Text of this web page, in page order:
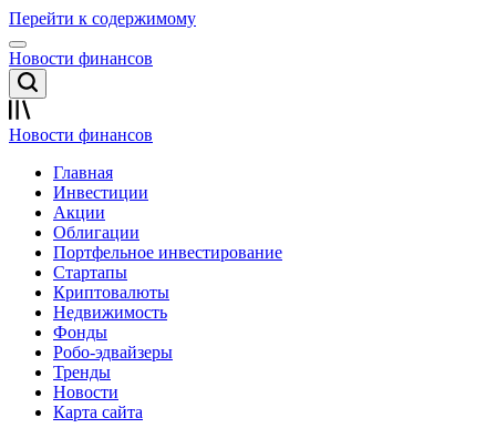
Перейти к содержимому
Новости финансов
Новости финансов
Главная
Инвестиции
Акции
Облигации
Портфельное инвестирование
Стартапы
Криптовалюты
Недвижимость
Фонды
Робо-эдвайзеры
Тренды
Новости
Карта сайта